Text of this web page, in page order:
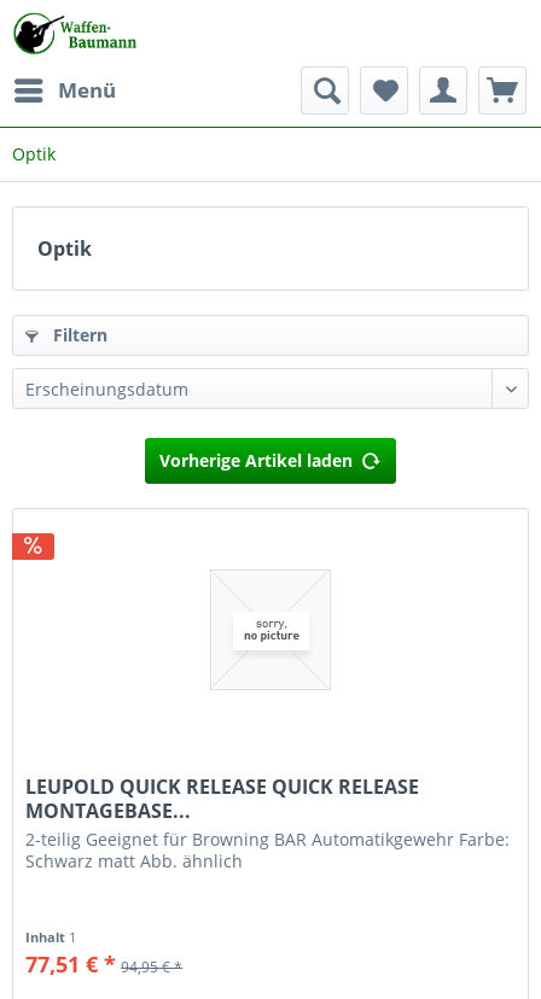
Menü
Optik
Optik
Filtern
Vorherige Artikel laden
LEUPOLD QUICK RELEASE QUICK RELEASE
MONTAGEBASE...
2-teilig Geeignet für Browning BAR Automatikgewehr Farbe:
Schwarz matt Abb. ähnlich
Inhalt 1
77,51 € * 94,95 € *